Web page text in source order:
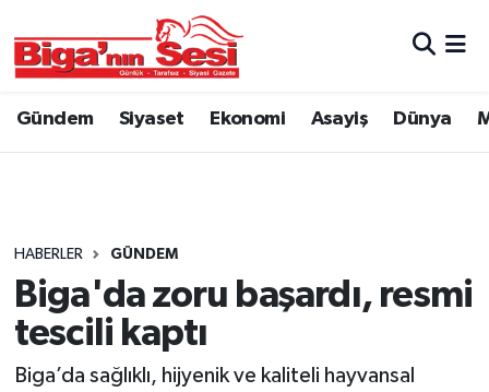
Gündem Siyaset Ekonomi Asayiş Dünya
HABERLER GÜNDEM
Biga'da zoru başardı, resmi
tescili kaptı
Biga’da sağlıklı, hijyenik ve kaliteli hayvansal
Asayiş
Belediye
Dünya
Çanakkale Hava Durumu
Tüm Manşetler
Son Dakika Haberleri